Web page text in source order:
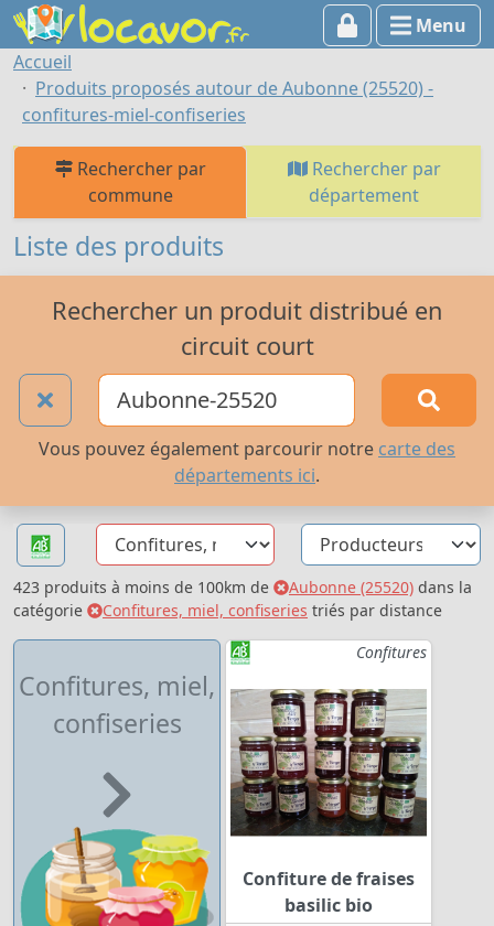
Menu
Accueil
Produits proposés autour de Aubonne (25520) -
confitures-miel-confiseries
Rechercher par
commune
Rechercher par
département
Liste des produits
Rechercher un produit distribué en
circuit court
Vous pouvez également parcourir notre carte des
départements ici.
423 produits à moins de 100km de Aubonne (25520) dans la
catégorie
Confitures, miel, confiseries triés par distance
Confitures, miel,
confiseries
Confitures
Confiture de fraises
basilic bio